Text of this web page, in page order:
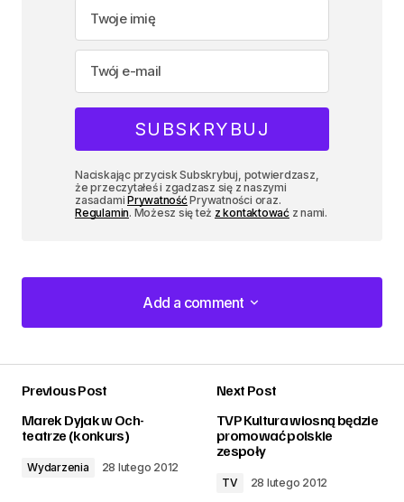
Naciskając przycisk Subskrybuj, potwierdzasz,
że przeczytałeś i zgadzasz się z naszymi
zasadamiPrywatnośćPrywatności oraz.
Regulamin. Możesz się też z kontaktowaćz nami.
Add a comment
Add a comment
Previous Post
Marek Dyjak w Och-
teatrze (konkurs)
Wydarzenia 28 lutego 2012
Next Post
TVP Kultura wiosną będzie
promować polskie
zespoły
TV 28 lutego 2012